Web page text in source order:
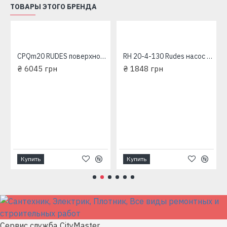
кто эксплуатирует насосы в системах
Рабочее колесо насоса выполнено из латуни –
материала, известного своей высокой прочностью и
системе могут возникать газовые включения.
Ведущий вал, изготовленный из нержавеющей стали
AISI 304, гарантирует стабильность работы и
повреждений.
Механическое уплотнение, выполненное по
ТОВАРЫ ЭТОГО БРЕНДА
CPQm20 RUDES поверхностный насос
₴ 6045 грн
Купить
RH 20-4-130 Rudes насос циркуляционный
₴ 1848 грн
Купить